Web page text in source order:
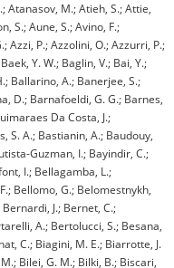
Atanasov, M.; Atieh, S.; Attie,
S.; Aune, S.; Avino, F.;
Azzi, P.; Azzolini, O.; Azzurri, P.;
Y. W.; Baglin, V.; Bai, Y.;
Ballarino, A.; Banerjee, S.;
D.; Barnafoeldi, G. G.; Barnes,
Da Costa, J.;
S. A.; Bastianin, A.; Baudouy,
Guzman, I.; Bayindir, C.;
I.; Bellagamba, L.;
Bellomo, G.; Belomestnykh,
J.; Bernet, C.;
A.; Bertolucci, S.; Besana,
C.; Biagini, M. E.; Biarrotte, J.
Bilei, G. M.; Bilki, B.; Biscari,